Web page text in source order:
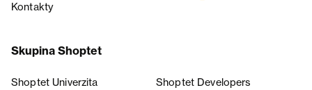
Kontakty
Skupina Shoptet
Shoptet Univerzita
Shoptet Developers